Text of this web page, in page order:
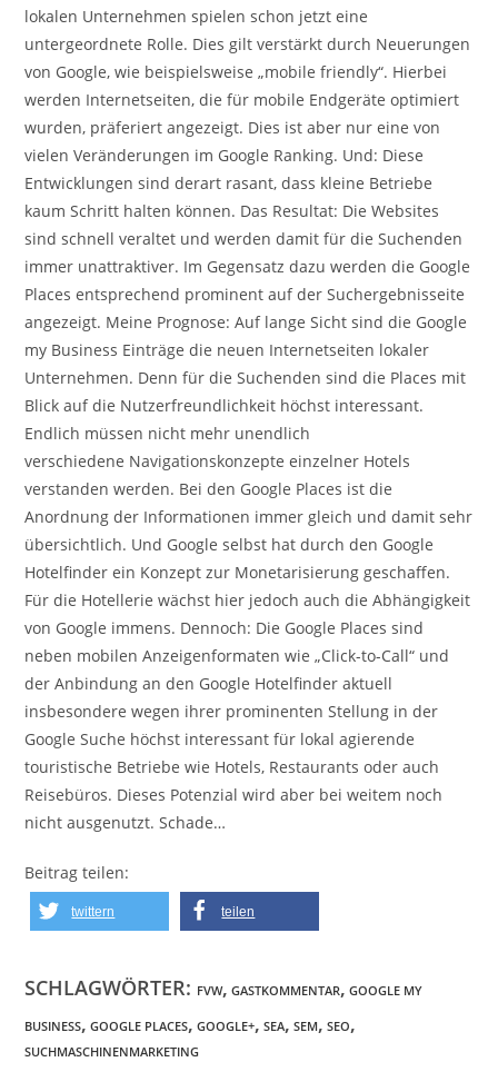
lokalen Unternehmen spielen schon jetzt eine
untergeordnete Rolle. Dies gilt verstärkt durch Neuerungen
von Google, wie beispielsweise „mobile friendly“. Hierbei
werden Internetseiten, die für mobile Endgeräte optimiert
wurden, präferiert angezeigt. Dies ist aber nur eine von
vielen Veränderungen im Google Ranking. Und: Diese
Entwicklungen sind derart rasant, dass kleine Betriebe
kaum Schritt halten können. Das Resultat: Die Websites
sind schnell veraltet und werden damit für die Suchenden
immer unattraktiver. Im Gegensatz dazu werden die Google
Places entsprechend prominent auf der Suchergebnisseite
angezeigt. Meine Prognose: Auf lange Sicht sind die Google
my Business Einträge die neuen Internetseiten lokaler
Unternehmen. Denn für die Suchenden sind die Places mit
Blick auf die Nutzerfreundlichkeit höchst interessant.
Endlich müssen nicht mehr unendlich
verschiedene Navigationskonzepte einzelner Hotels
verstanden werden. Bei den Google Places ist die
Anordnung der Informationen immer gleich und damit sehr
übersichtlich. Und Google selbst hat durch den Google
Hotelfinder ein Konzept zur Monetarisierung geschaffen.
Für die Hotellerie wächst hier jedoch auch die Abhängigkeit
von Google immens. Dennoch: Die Google Places sind
neben mobilen Anzeigenformaten wie „Click-to-Call“ und
der Anbindung an den Google Hotelfinder aktuell
insbesondere wegen ihrer prominenten Stellung in der
Google Suche höchst interessant für lokal agierende
touristische Betriebe wie Hotels, Restaurants oder auch
Reisebüros. Dieses Potenzial wird aber bei weitem noch
nicht ausgenutzt. Schade…
Beitrag teilen:
twittern teilen
SCHLAGWÖRTER: FVW, GASTKOMMENTAR, GOOGLE MY
BUSINESS, GOOGLE PLACES, GOOGLE+, SEA, SEM, SEO,
SUCHMASCHINENMARKETING